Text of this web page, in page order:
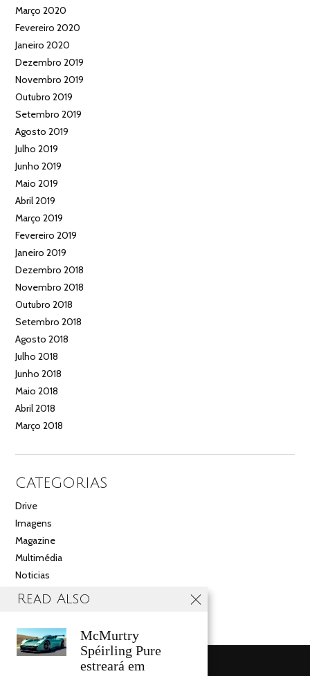
Março 2020
Fevereiro 2020
Janeiro 2020
Dezembro 2019
Novembro 2019
Outubro 2019
Setembro 2019
Agosto 2019
Julho 2019
Junho 2019
Maio 2019
Abril 2019
Março 2019
Fevereiro 2019
Janeiro 2019
Dezembro 2018
Novembro 2018
Outubro 2018
Setembro 2018
Agosto 2018
Julho 2018
Junho 2018
Maio 2018
Abril 2018
Março 2018
CATEGORIAS
Drive
Imagens
Magazine
Multimédia
Noticias
Salão
Read Also
McMurtry
Spéirling Pure
estreará em